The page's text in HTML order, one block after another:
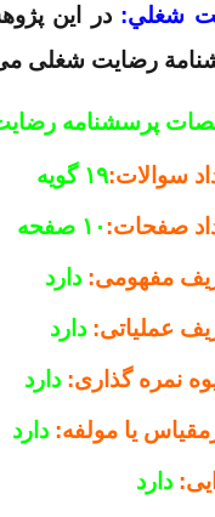
شغلي:
رضایت شغلی
پرسشنامه رضایت
سوالات:۱۹ گویه
صفحات:۱۰ صفحه
مفهومی:دارد
عملیاتی:دارد
نمره گذاری:دارد
یا مولفه:دارد
دارد